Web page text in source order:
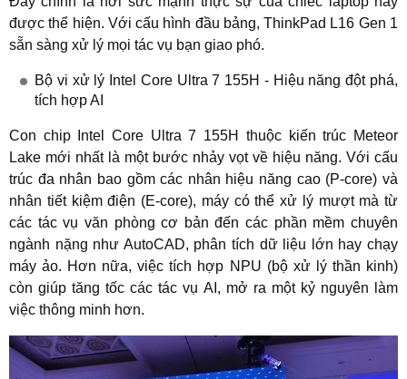
được thể hiện. Với cấu hình đầu bảng, ThinkPad L16 Gen 1
sẵn sàng xử lý mọi tác vụ bạn giao phó.
Bộ vi xử lý Intel Core Ultra 7 155H - Hiệu năng đột phá,
tích hợp AI
Con chip Intel Core Ultra 7 155H thuộc kiến trúc Meteor
Lake mới nhất là một bước nhảy vọt về hiệu năng. Với cấu
trúc đa nhân bao gồm các nhân hiệu năng cao (P-core) và
nhân tiết kiệm điện (E-core), máy có thể xử lý mượt mà từ
các tác vụ văn phòng cơ bản đến các phần mềm chuyên
ngành nặng như AutoCAD, phân tích dữ liệu lớn hay chạy
máy ảo. Hơn nữa, việc tích hợp NPU (bộ xử lý thần kinh)
còn giúp tăng tốc các tác vụ AI, mở ra một kỷ nguyên làm
việc thông minh hơn.